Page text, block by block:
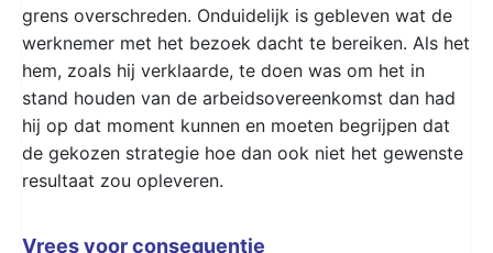
grens overschreden. Onduidelijk is gebleven wat de
werknemer met het bezoek dacht te bereiken. Als het
hem, zoals hij verklaarde, te doen was om het in
stand houden van de arbeidsovereenkomst dan had
hij op dat moment kunnen en moeten begrijpen dat
de gekozen strategie hoe dan ook niet het gewenste
resultaat zou opleveren.
Vrees voor consequentie